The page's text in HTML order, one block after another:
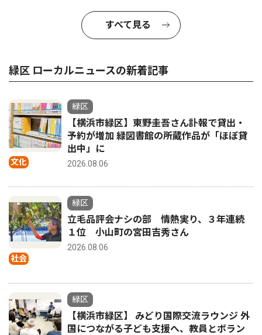
すべて見る
緑区 ローカルニュースの新着記事
文化
緑区
【横浜市緑区】東野圭吾さん訃報で貸出・
予約が増加 緑図書館の所蔵作品が「ほぼ貸
出中」に
2026.08.06
社会
緑区
立毛品評会ナシの部 情熱実り、３年連続
１位 小山町の宮田吉秀さん
2026.08.06
緑区
【横浜市緑区】 みどり国際交流ラウンジ 外
国につながる子ども支援へ、教員とボラン